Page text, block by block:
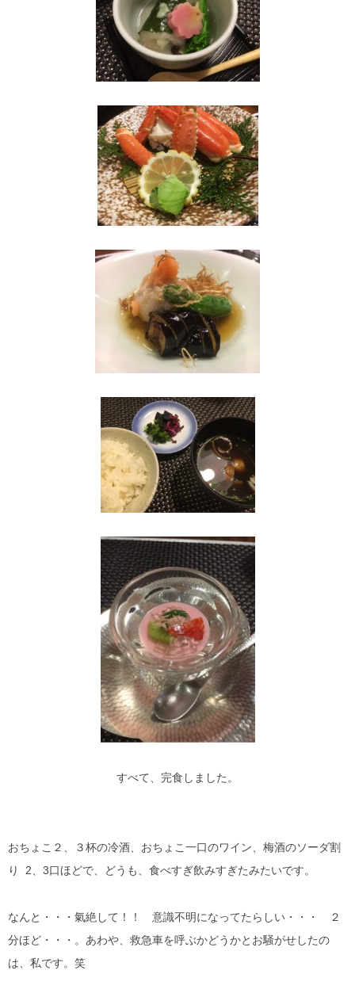
すべて、完食しました。
おちょこ２、３杯の冷酒、おちょこ一口のワイン、梅酒のソーダ割
り 2、3口ほどで、どうも、食べすぎ飲みすぎたみたいです。
なんと・・・氣絶して！！ 意識不明になってたらしい・・・ ２
分ほど・・・。あわや、救急車を呼ぶかどうかとお騒がせしたの
は、私です。笑